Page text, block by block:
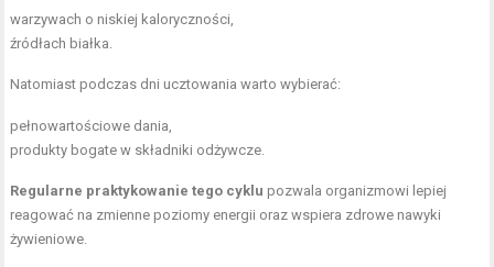
warzywach o niskiej kaloryczności,
źródłach białka.
Natomiast podczas dni ucztowania warto wybierać:
pełnowartościowe dania,
produkty bogate w składniki odżywcze.
Regularne praktykowanie tego cyklu pozwala organizmowi lepiej
reagować na zmienne poziomy energii oraz wspiera zdrowe nawyki
żywieniowe.